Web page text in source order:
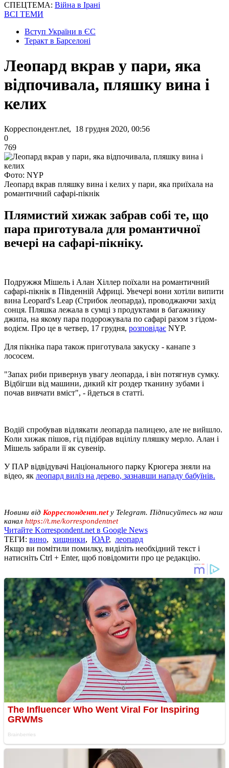
СПЕЦТЕМА: Війна в Ірані
ВСІ ТЕМИ
Вступ України в ЄС
Теракт в Барселоні
Леопард вкрав у пари, яка
відпочивала, пляшку вина і
келих
Корреспондент.net, 18 грудня 2020, 00:56
0
769
Фото: NYP
Леопард вкрав пляшку вина і келих у пари, яка приїхала на
романтичний сафарі-пікнік
Плямистий хижак забрав собі те, що
пара приготувала для романтичної
вечері на сафарі-пікніку.
Подружжя Мішель і Алан Хіллер поїхали на романтичний
сафарі-пікнік в Південній Африці. Увечері вони хотіли випити
вина Leopard's Leap (Стрибок леопарда), проводжаючи захід
сонця. Пляшка лежала в сумці з продуктами в багажнику
джипа, на якому пара подорожувала по сафарі разом з гідом-
водієм. Про це в четвер, 17 грудня, розповідає NYP.
Для пікніка пара також приготувала закуску - канапе з
лососем.
"Запах риби привернув увагу леопарда, і він потягнув сумку.
Відбігши від машини, дикий кіт роздер тканину зубами і
почав вивчати вміст", - йдеться в статті.
Водій спробував відлякати леопарда палицею, але не вийшло.
Коли хижак пішов, гід підібрав вцілілу пляшку мерло. Алан і
Мішель забрали її як сувенір.
У ПАР відвідувачі Національного парку Крюгера зняли на
відео, як леопард виліз на дерево, зазнавши нападу бабуїнів.
Новини від Корреспондент.netу Telegram. Підписуйтесь на наш
канал https://t.me/korrespondentnet
Читайте Korrespondent.net в Google News
ТЕГИ: вино, хищники, ЮАР, леопард
Якщо ви помітили помилку, виділіть необхідний текст і
натисніть Ctrl + Enter, щоб повідомити про це редакцію.